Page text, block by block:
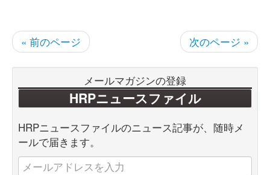
« 前のページ 次のページ »
メールマガジンの登録
HRPニュースファイル
HRPニュースファイルのニュース記事が、随時メ
ールで届きます。